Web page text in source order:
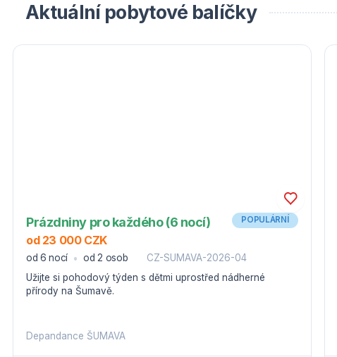
Aktuální pobytové balíčky
Prázdniny pro každého (6 nocí)
od 23 000 CZK
POPULÁRNÍ
od 6 nocí od 2 osob
CZ-SUMAVA-2026-04
Užijte si pohodový týden s dětmi uprostřed nádherné
přírody na Šumavě.
Depandance ŠUMAVA